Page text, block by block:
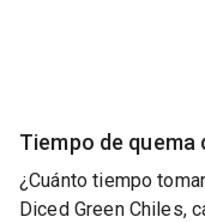
Tiempo de quema
¿Cuánto tiempo
Diced Green Chiles,